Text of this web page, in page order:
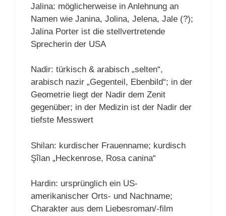
Jalina: möglicherweise in Anlehnung an
Namen wie Janina, Jolina, Jelena, Jale (?);
Jalina Porter ist die stellvertretende
Sprecherin der USA
Nadir: türkisch & arabisch „selten“,
arabisch nazir „Gegenteil, Ebenbild“; in der
Geometrie liegt der Nadir dem Zenit
gegenüber; in der Medizin ist der Nadir der
tiefste Messwert
Shilan: kurdischer Frauenname; kurdisch
Şîlan „Heckenrose, Rosa canina“
Hardin: ursprünglich ein US-
amerikanischer Orts- und Nachname;
Charakter aus dem Liebesroman/-film